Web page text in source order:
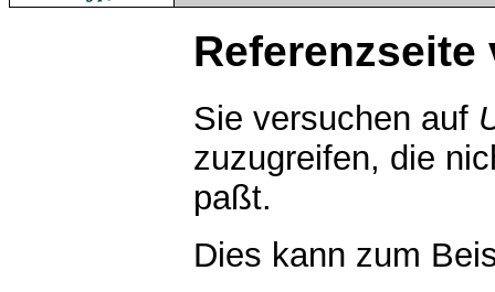
Referenzseite
Sie versuchen auf
zuzugreifen, die
paßt.
Dies kann zum